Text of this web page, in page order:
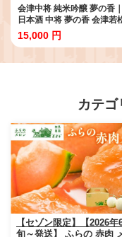
会津中将 純米吟醸 夢の香
日本酒 中将 夢の香 会津若
地酒 銘酒 お酒 酒 [1203]
15,000 円
カテ
【セゾン限定】【2026年
旬～発送】 ふらの 赤肉